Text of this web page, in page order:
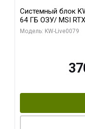
Системный блок
64 ГБ ОЗУ/ MSI
256bit 3xDP HDMI/
Модель: KW-Live0079